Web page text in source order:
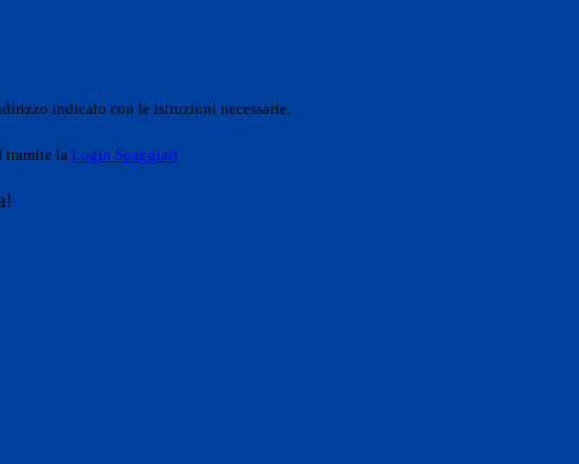
indicato con le istruzioni necessarie.
tramite la Login Spaggiari